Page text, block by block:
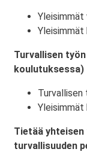
Yleisimmät
Turvallisen
koulutuksessa)
Tietää
turvallisuuden